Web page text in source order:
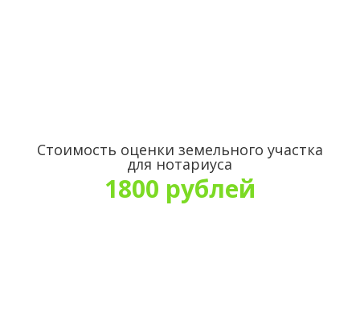
Стоимость оценки земельного участка
для нотариуса
1800 рублей